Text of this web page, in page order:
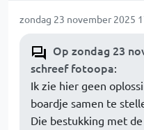
zondag 23 november 2025
Op zondag 23
schreef fotoopa:
Ik zie hier geen
boardje samen te
Die bestukking met de